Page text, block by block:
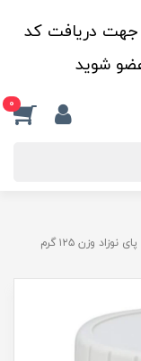
جهت دریافت کد
شوید
0
کرم سودوکرم SUDOCREM ترمیم کننده، سوختگی پای نوزاد وزن ۱۲۵ گرم